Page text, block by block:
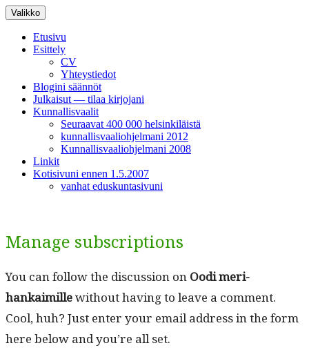
Siirry
sisältöön
Valikko
Etusivu
Esittely
CV
Yhteystiedot
Blogini säännöt
Julkaisut — tilaa kirjojani
Kunnallisvaalit
Seuraavat 400 000 helsinkiläistä
kunnallisvaaliohjelmani 2012
Kunnallisvaaliohjelmani 2008
Linkit
Kotisivuni ennen 1.5.2007
vanhat eduskuntasivuni
Manage subscriptions
You can fol­low the dis­cus­sion on Oodi mer­i­
hankaimillewith­out hav­ing to leave a com­ment.
Cool, huh? Just enter your email address in the form
here below and you’re all set.